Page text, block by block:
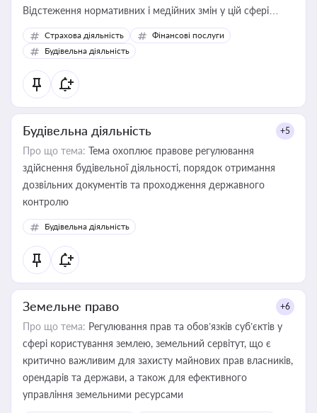
Відстеження нормативних і медійних змін у цій сфері
корисне для власника бізнесу, керівника, юриста або
бухгалтера під час оподаткування, приватизації, оренди
державного майна, корпоративних угод і перевірки
статусу суб'єктів оціночної діяльності
Страхова діяльність
Фінансові послуги
Будівельна діяльність
Будівельна діяльність +5
Про що тема: Тема охоплює правове регулювання
здійснення будівельної діяльності, порядок отримання
дозвільних документів та проходження державного
контролю
Будівельна діяльність
Земельне право +6
Про що тема: Регулювання прав та обов’язків суб’єктів у
сфері користування землею, земельний сервітут, що є
критично важливим для захисту майнових прав власників,
орендарів та держави, а також для ефективного
управління земельними ресурсами